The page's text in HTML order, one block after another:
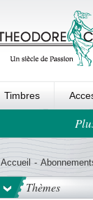
Timbres
Ordre au panier
Accueil -
Thèmes